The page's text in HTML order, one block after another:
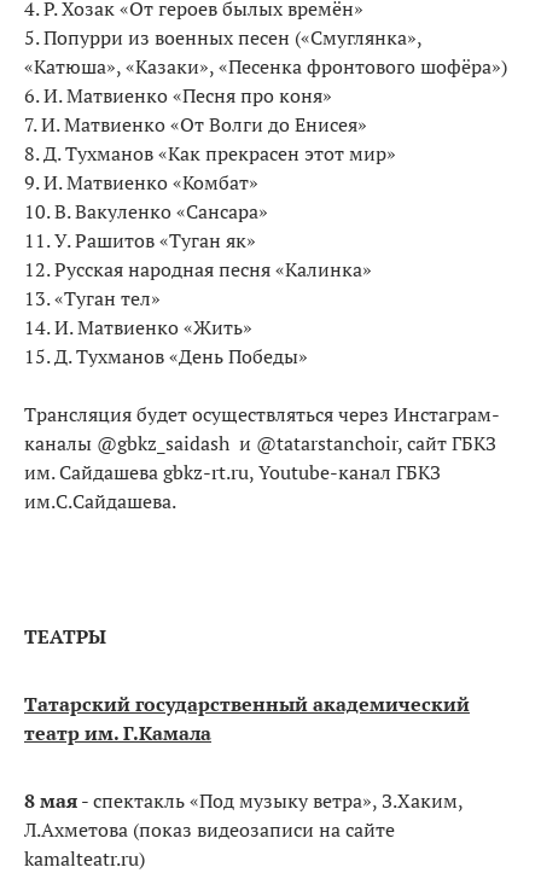
4. Р. Хозак «От героев былых времён»
5. Попурри из военных песен («Смуглянка»,
«Катюша», «Казаки», «Песенка фронтового шофёра»)
6. И. Матвиенко «Песня про коня»
7. И. Матвиенко «От Волги до Енисея»
8. Д. Тухманов «Как прекрасен этот мир»
9. И. Матвиенко «Комбат»
10. В. Вакуленко «Сансара»
11. У. Рашитов «Туган як»
12. Русская народная песня «Калинка»
13. «Туган тел»
14. И. Матвиенко «Жить»
15. Д. Тухманов «День Победы»
Трансляция будет осуществляться через Инстаграм-
каналы @gbkz_saidash и @tatarstanchoir, сайт ГБКЗ
им. Сайдашева gbkz-rt.ru, Youtube-канал ГБКЗ
им.С.Сайдашева.
ТЕАТРЫ
Татарский государственный академический
театр им. Г.Камала
8 мая- спектакль «Под музыку ветра», З.Хаким,
Л.Ахметова (показ видеозаписи на сайте
kamalteatr.ru)